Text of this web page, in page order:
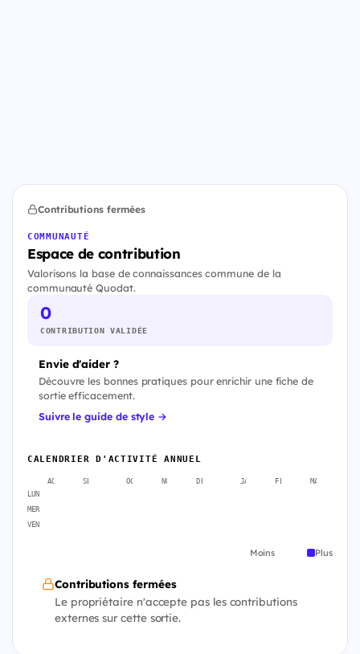
Contributions fermées
COMMUNAUTÉ
Espace de contribution
Valorisons la base de connaissances commune de la
communauté Quodat.
0
CONTRIBUTION VALIDÉE
Envie d'aider ?
Découvre les bonnes pratiques pour enrichir une fiche de
sortie efficacement.
Suivre le guide de style →
CALENDRIER D'ACTIVITÉ ANNUEL
AOÛT SEPT. OCT. NOV. DÉC. JANV. FÉVR. MARS
LUN
MER
VEN
Moins Plus
Contributions fermées
Le propriétaire n'accepte pas les contributions
externes sur cette sortie.